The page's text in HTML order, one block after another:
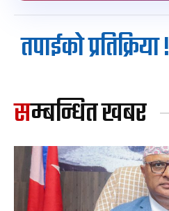
तपाईको प्रतिक्रिया !
सम्बन्धित खबर